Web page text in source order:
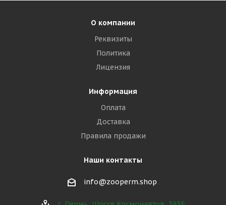
О компании
Реквизиты
Политика
Лицензия
Информация
Оплата
Доставка
Правила продажи
Наши контакты
info@zooperm.shop